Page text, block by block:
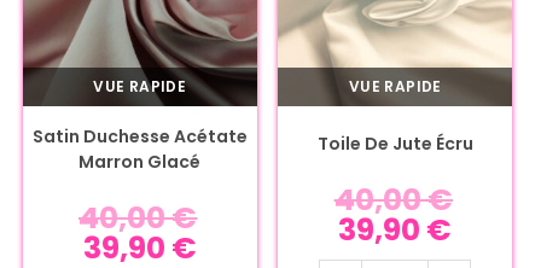
VUE RAPIDE
Satin Duchesse Acétate
Marron Glacé
40,00€
39,90 €
VUE RAPIDE
Toile De Jute Écru
40,00€
39,90 €